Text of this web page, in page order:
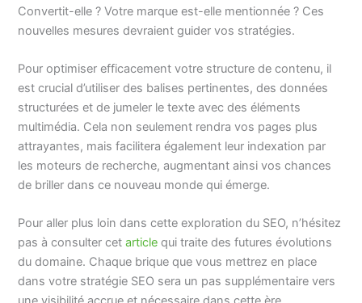
Convertit-elle ? Votre marque est-elle mentionnée ? Ces
nouvelles mesures devraient guider vos stratégies.
Pour optimiser efficacement votre structure de contenu, il
est crucial d’utiliser des balises pertinentes, des données
structurées et de jumeler le texte avec des éléments
multimédia. Cela non seulement rendra vos pages plus
attrayantes, mais facilitera également leur indexation par
les moteurs de recherche, augmentant ainsi vos chances
de briller dans ce nouveau monde qui émerge.
Pour aller plus loin dans cette exploration du SEO, n’hésitez
pas à consulter cetarticle qui traite des futures évolutions
du domaine. Chaque brique que vous mettrez en place
dans votre stratégie SEO sera un pas supplémentaire vers